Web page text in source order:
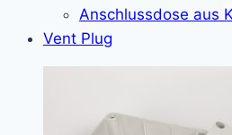
Anschlussdose aus
Vent Plug